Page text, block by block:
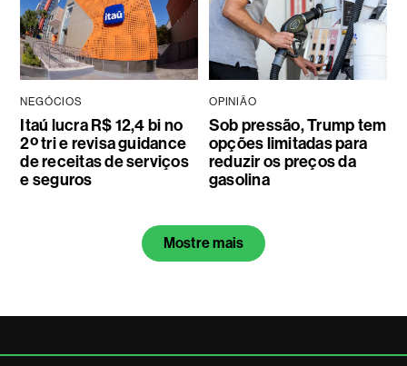
NEGÓCIOS
Itaú lucra R$ 12,4 bi no
2º tri e revisa guidance
de receitas de serviços
e seguros
OPINIÃO
Sob pressão, Trump tem
opções limitadas para
reduzir os preços da
gasolina
Mostre mais